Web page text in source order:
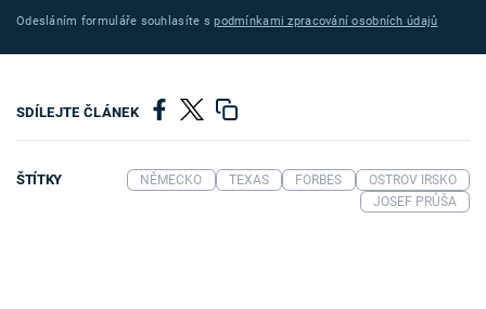
Odesláním formuláře souhlasíte spodmínkami zpracování osobních údajů
SDÍLEJTE ČLÁNEK
ŠTÍTKY NĚMECKO TEXAS FORBES
OSTROV IRSKO
JOSEF PRŮŠA